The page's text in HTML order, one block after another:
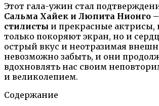
Этот гала-ужин стал
Сальма Хайек и Люпита Нионго
стилисты и прекрасные актрисы,
только покоряют экран, но и
острый вкус и неотразимая
невозможно забыть, и они
вдохновлять нас своим
и великолепием.
Содержание